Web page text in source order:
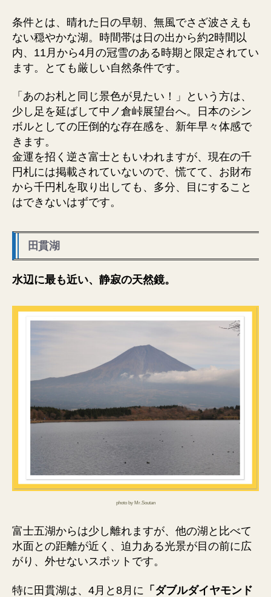
条件とは、晴れた日の早朝、無風でさざ波さえも
ない穏やかな湖。時間帯は日の出から約2時間以
内、11月から4月の冠雪のある時期と限定されてい
ます。とても厳しい自然条件です。
「あのお札と同じ景色が見たい！」という方は、
少し足を延ばして中ノ倉峠展望台へ。日本のシン
ボルとしての圧倒的な存在感を、新年早々体感で
きます。
金運を招く逆さ富士ともいわれますが、現在の千
円札には掲載されていないので、慌てて、お財布
から千円札を取り出しても、多分、目にすること
はできないはずです。
田貫湖
水辺に最も近い、静寂の天然鏡。
photo by Mr.Soutan
富士五湖からは少し離れますが、他の湖と比べて
水面との距離が近く、迫力ある光景が目の前に広
がり、外せないスポットです。
特に田貫湖は、4月と8月に 「ダブルダイヤモンド